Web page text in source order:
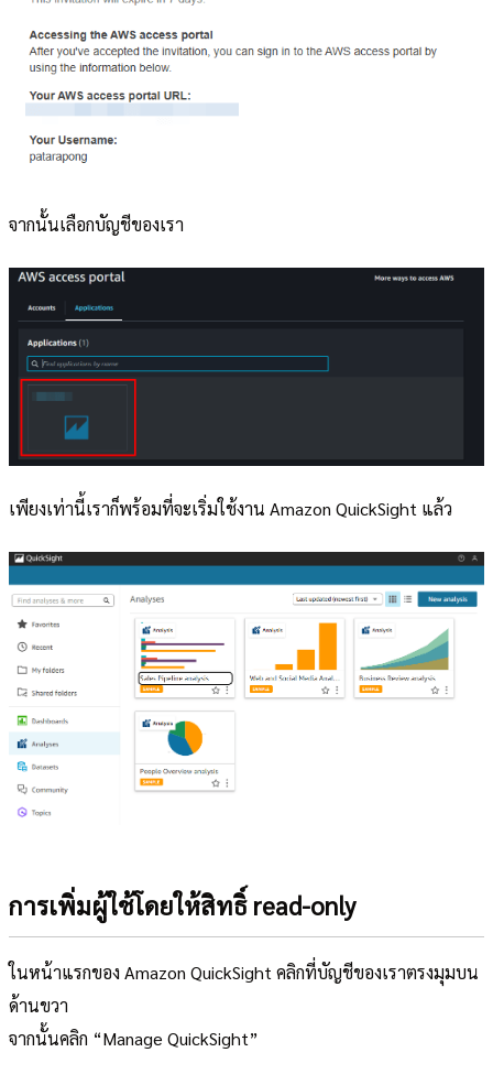
จากนั้นเลือกบัญชีของเรา
เพียงเท่านี้เราก็พร้อมที่จะเริ่มใช้งาน Amazon QuickSight แล้ว
การเพิ่มผู้ใช้โดยให้สิทธิ์ read-only
ในหน้าแรกของ Amazon QuickSight คลิกที่บัญชีของเราตรงมุมบน
ด้านขวา
จากนั้นคลิก “Manage QuickSight”